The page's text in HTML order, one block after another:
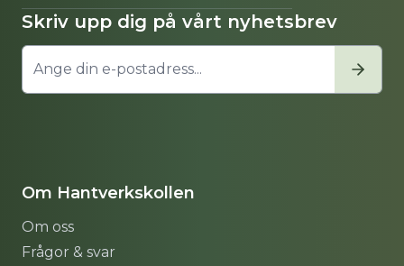
Skriv upp dig på vårt nyhetsbrev
Om Hantverkskollen
Om oss
Frågor & svar